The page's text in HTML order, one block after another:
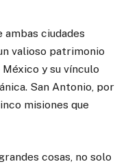
ciudades
valioso patrimonio
y su vínculo
San Antonio, por
misiones que
cosas, no solo